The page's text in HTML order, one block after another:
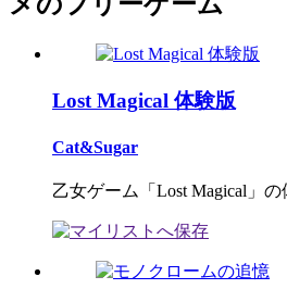
Lost Magical 体験版
Cat&Sugar
乙女ゲーム「Lost Magical」の